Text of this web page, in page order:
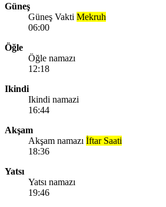
Güneş
Güneş Vakti Mekruh
06:00
Öğle
Öğle namazı
12:18
Ikindi
Ikindi namazi
16:44
Akşam
Akşam namazı İftar Saati
18:36
Yatsı
Yatsı namazı
19:46